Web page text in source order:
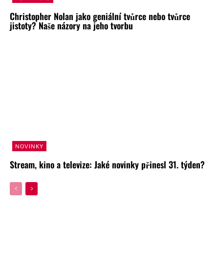
Christopher Nolan jako geniální tvůrce nebo tvůrce
jistoty? Naše názory na jeho tvorbu
NOVINKY
Stream, kino a televize: Jaké novinky přinesl 31. týden?